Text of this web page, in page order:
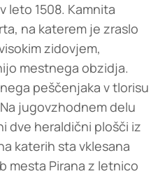
leto 1508. Kamnita
na katerem je zraslo
zidovjem,
mestnega obzidja.
peščenjaka v tlorisu
jugovzhodnem delu
dve heraldični plošči iz
katerih sta vklesana
mesta Pirana z letnico